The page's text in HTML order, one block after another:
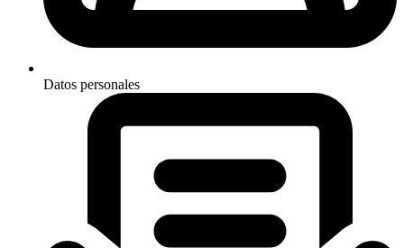
Datos personales